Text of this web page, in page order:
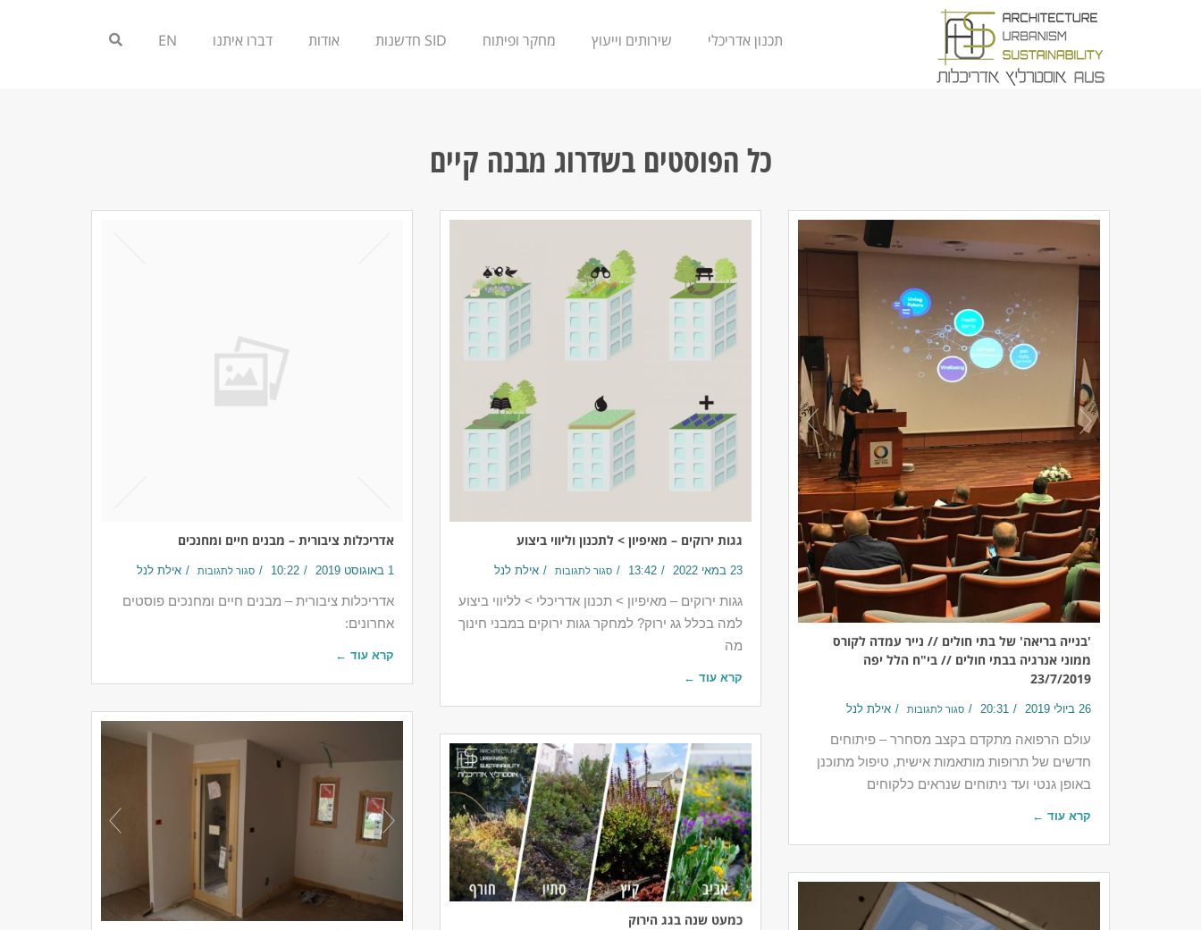
תכנון אדריכלי שירותים וייעוץ מחקר ופיתוח SID חדשנות אודות דברו איתנו EN
כל הפוסטים בשדרוג מבנה קיים
'בנייה בריאה' של בתי חולים // נייר עמדה לקורס
ממוני אנרגיה בבתי חולים // בי"ח הלל יפה
23/7/2019
26 ביולי 2019 20:31 סגור לתגובות אילת לנל
עולם הרפואה מתקדם בקצב מסחרר – פיתוחים
חדשים של תרופות מותאמות אישית, טיפול מתוכנן
באופן גנטי ועד ניתוחים שנראים כלקוחים
קרא עוד ←
גגות ירוקים – מאיפיון > לתכנון וליווי ביצוע
23 במאי 2022 13:42 סגור לתגובות אילת לנל
גגות ירוקים – מאיפיון > תכנון אדריכלי > לליווי ביצוע
למה בכלל גג ירוק? למחקר גגות ירוקים במבני חינוך
מה
קרא עוד ←
אדריכלות ציבורית – מבנים חיים ומחנכים
1 באוגוסט 2019 10:22 סגור לתגובות אילת לנל
אדריכלות ציבורית – מבנים חיים ומחנכים פוסטים
אחרונים:
קרא עוד ←
כמעט שנה בגג הירוק